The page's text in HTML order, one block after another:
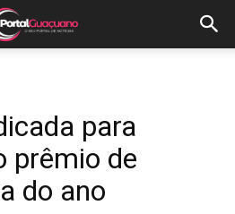
para
prêmio de
do ano